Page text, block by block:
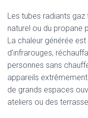
Les tubes radiants
naturel ou du propane
La chaleur générée
d’infrarouges,
personnes sans
appareils
de grands espaces
ateliers ou des